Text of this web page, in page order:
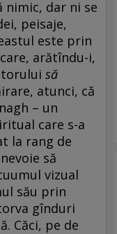
nimic, dar ni se
peisaje,
este prin
arătîndu-i,
să
atunci, că
– un
care s-a
la rang de
să
vizual
său prin
gînduri
Căci, pe de